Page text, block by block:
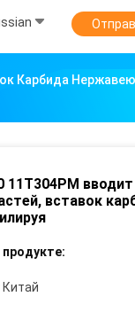
Карбида
11T304PM вводит
вставок